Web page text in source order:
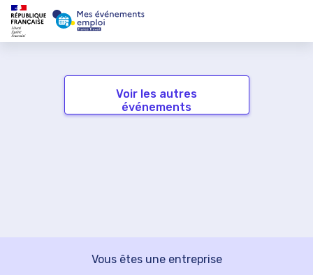
Voir les autres
événements
Vous êtes une entreprise